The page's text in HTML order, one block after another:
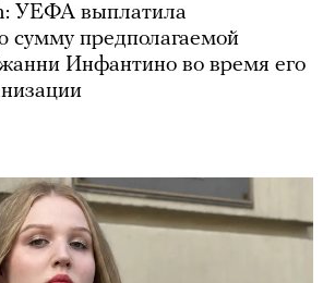
УЕФА выплатила
сумму предполагаемой
Инфантино во время его